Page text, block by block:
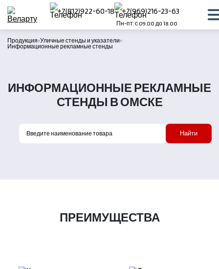
+7(812)922-60-18 +7(969)216-23-63
Пн-пт: с 09.00 до 18.00
Продукция Уличные стенды и указатели
Информационные рекламные стенды
ИНФОРМАЦИОННЫЕ РЕКЛАМНЫЕ
СТЕНДЫ В ОМСКЕ
Найти
ПРЕИМУЩЕСТВА